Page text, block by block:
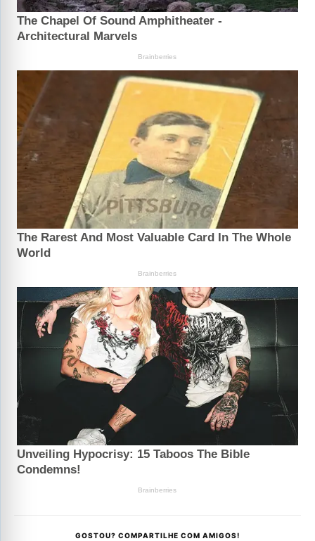
GOSTOU? COMPARTILHE COM AMIGOS!